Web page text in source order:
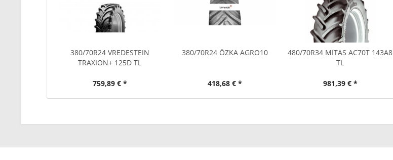
380/70R24 VREDESTEIN
TRAXION+ 125D TL
759,89 € *
380/70R24 ÖZKA AGRO10
418,68 € *
480/70R34 MITAS AC70T 143A8
TL
981,39 € *